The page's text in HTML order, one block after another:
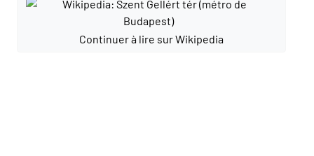
Continuer à lire sur Wikipedia